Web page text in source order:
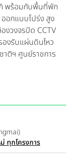
พร้อมกับพื้นที่พัก
อกแบบโปร่ง สูง
งวงจรปิด CCTV
องรับแผ่นดินไหว
าติฯ ศูนย์ราชการ
ทุกโครงการ